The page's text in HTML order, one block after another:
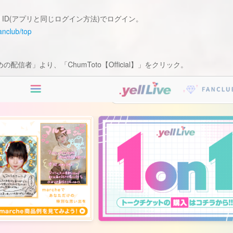
アプリと同じログイン方法)でログイン。
top
配信者」より、「ChumToto【Official】」をクリック。